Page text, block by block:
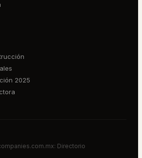
2025
Directorio